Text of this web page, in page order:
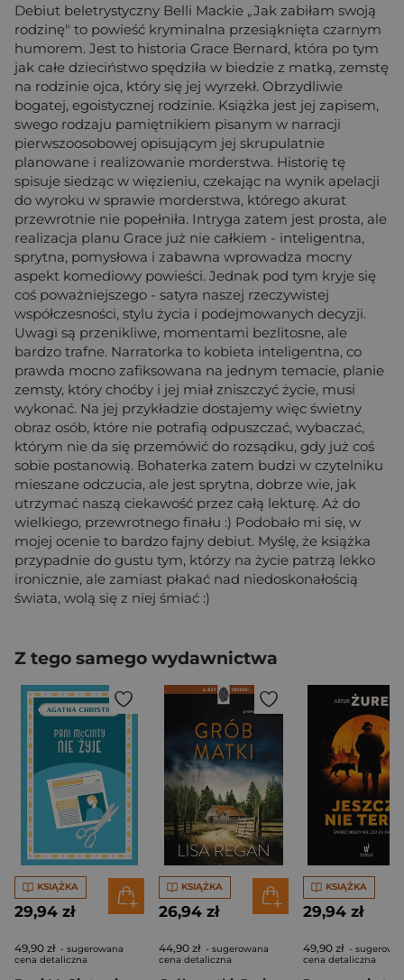
Debiut beletrystyczny Belli Mackie „Jak zabiłam swoją
rodzinę" to powieść kryminalna przesiąknięta czarnym
humorem. Jest to historia Grace Bernard, która po tym
jak całe dzieciństwo spędziła w biedzie z matką, zemstę
na rodzinie ojca, który się jej wyrzekł. Obrzydliwie
bogatej, egoistycznej rodzinie. Książka jest jej zapisem,
swego rodzaju pamiętnikiem pisanym w narracji
pierwszoosobowej opisującym jej skrupulatnie
planowane i realizowanie morderstwa. Historię tę
spisuje siedząc w więzieniu, czekając na wynik apelacji
do wyroku w sprawie morderstwa, którego akurat
przewrotnie nie popełniła. Intryga zatem jest prosta, ale
realizacja planu Grace już nie całkiem - inteligentna,
sprytna, pomysłowa i zabawna wprowadza mocny
aspekt komediowy powieści. Jednak pod tym kryje się
coś poważniejszego - satyra naszej rzeczywistej
współczesności, stylu życia i podejmowanych decyzji.
Uwagi są przenikliwe, momentami bezlitosne, ale
bardzo trafne. Narratorka to kobieta inteligentna, co
prawda mocno zafiksowana na jednym temacie, planie
zemsty, który choćby i jej miał zniszczyć życie, musi
wykonać. Na jej przykładzie dostajemy więc świetny
obraz osób, które nie potrafią odpuszczać, wybaczać,
którym nie da się przemówić do rozsądku, gdy już coś
sobie postanowią. Bohaterka zatem budzi w czytelniku
mieszane odczucia, ale jest sprytna, dobrze wie, jak
utrzymać naszą ciekawość przez całą lekturę. Aż do
wielkiego, przewrotnego finału :) Podobało mi się, w
mojej ocenie to bardzo fajny debiut. Myślę, że książka
przypadnie do gustu tym, którzy na życie patrzą lekko
ironicznie, ale zamiast płakać nad niedoskonałością
świata, wolą się z niej śmiać :)
Z tego samego wydawnictwa
KSIĄŻKA
29,94 zł
49,90 zł - sugerowana
cena detaliczna
KSIĄŻKA
26,94 zł
44,90 zł - sugerowana
cena detaliczna
KSIĄŻKA
29,94 zł
49,90 zł -
cena detaliczna